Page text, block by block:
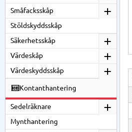
Småfacksskåp
Stöldskyddsskåp
Säkerhetsskåp
Värdeskåp
Värdeskyddsskåp
Kontanthantering
Sedelräknare
Mynthantering